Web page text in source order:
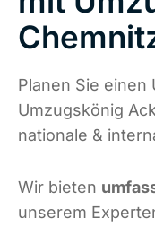
Planen Sie einen
Umzugskönig
nationale &
Wir bieten
unserem